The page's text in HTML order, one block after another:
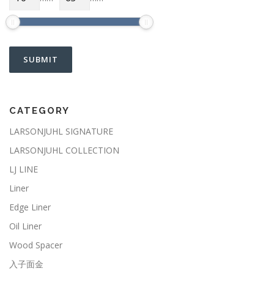
CATEGORY
LARSONJUHL SIGNATURE
LARSONJUHL COLLECTION
LJ LINE
Liner
Edge Liner
Oil Liner
Wood Spacer
入子面金